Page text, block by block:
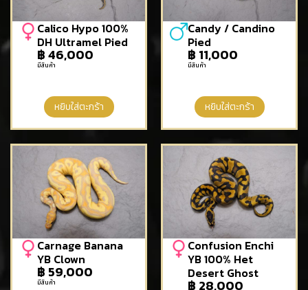
Calico Hypo 100%
DH Ultramel Pied
฿46,000
มีสินค้า
หยิบใส่ตะกร้า
Candy / Candino
Pied
฿ 11,000
มีสินค้า
หยิบใส่ตะกร้า
Carnage Banana
YB Clown
฿ 59,000
มีสินค้า
Confusion Enchi
YB 100% Het
Desert Ghost
฿ 28,000